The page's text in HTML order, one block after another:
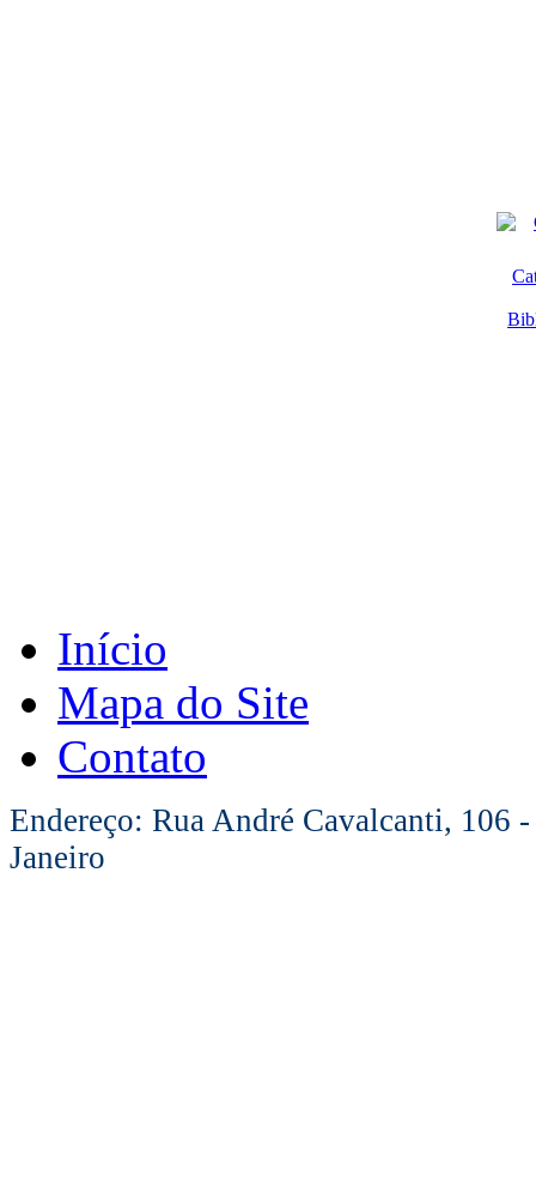
Início
Mapa do Site
Contato
Endereço: Rua André Cavalcanti, 106
Janeiro